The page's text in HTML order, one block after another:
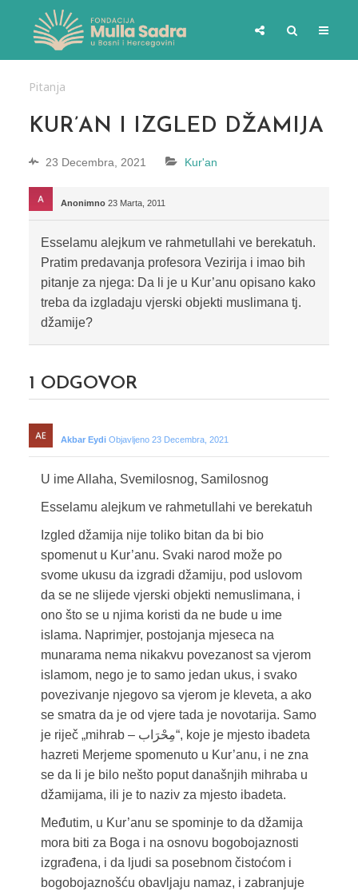
Pitanja
KUR’AN I IZGLED DŽAMIJA
23 Decembra, 2021 Kur'an
Anonimno 23 Marta, 2011
Esselamu alejkum ve rahmetullahi ve berekatuh.
Pratim predavanja profesora Vezirija i imao bih
pitanje za njega: Da li je u Kur’anu opisano kako
treba da izgladaju vjerski objekti muslimana tj.
džamije?
1 ODGOVOR
Akbar Eydi Objavljeno 23 Decembra, 2021
U ime Allaha, Svemilosnog, Samilosnog
Esselamu alejkum ve rahmetullahi ve berekatuh
Izgled džamija nije toliko bitan da bi bio
spomenut u Kur’anu. Svaki narod može po
svome ukusu da izgradi džamiju, pod uslovom
da se ne slijede vjerski objekti nemuslimana, i
ono što se u njima koristi da ne bude u ime
islama. Naprimjer, postojanja mjeseca na
munarama nema nikakvu povezanost sa vjerom
islamom, nego je to samo jedan ukus, i svako
povezivanje njegovo sa vjerom je kleveta, a ako
se smatra da je od vjere tada je novotarija. Samo
je riječ „mihrab – مِحْرَاب“, koje je mjesto ibadeta
hazreti Merjeme spomenuto u Kur’anu, i ne zna
se da li je bilo nešto poput današnjih mihraba u
džamijama, ili je to naziv za mjesto ibadeta.
Međutim, u Kur’anu se spominje to da džamija
mora biti za Boga i na osnovu bogobojaznosti
izgrađena, i da ljudi sa posebnom čistoćom i
bogobojaznošću obavljaju namaz, i zabranjuje